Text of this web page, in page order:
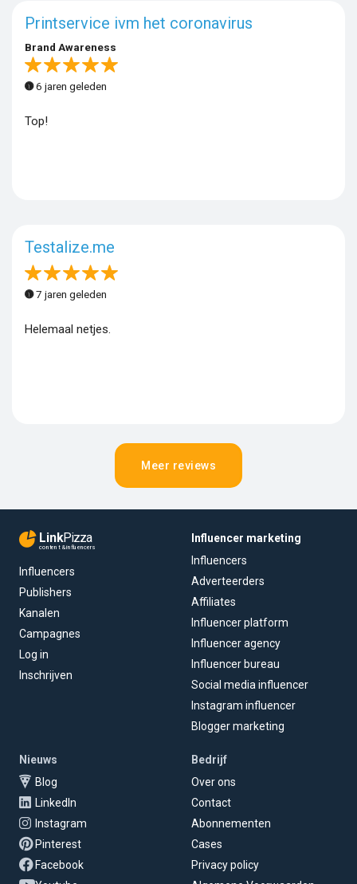
Printservice ivm het coronavirus
Brand Awareness
6 jaren geleden
Top!
Testalize.me
7 jaren geleden
Helemaal netjes.
Meer reviews
LinkPizza
content & influencers
Influencers
Publishers
Kanalen
Campagnes
Log in
Inschrijven
Influencer marketing
Influencers
Adverteerders
Affiliates
Influencer platform
Influencer agency
Influencer bureau
Social media influencer
Instagram influencer
Blogger marketing
Nieuws
Blog
LinkedIn
Instagram
Pinterest
Facebook
Bedrijf
Over ons
Contact
Abonnementen
Cases
Privacy policy